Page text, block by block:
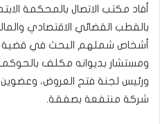
أفاد مكتب الاتصال بالمحكمة
بالقطب القضائي الاقتصادي
أشخاص شملهم البحث في قضية
ومستشار بديوانه مكلف
ورئيس لجنة فتح العروض،
شركة منتفعة بصفقة.